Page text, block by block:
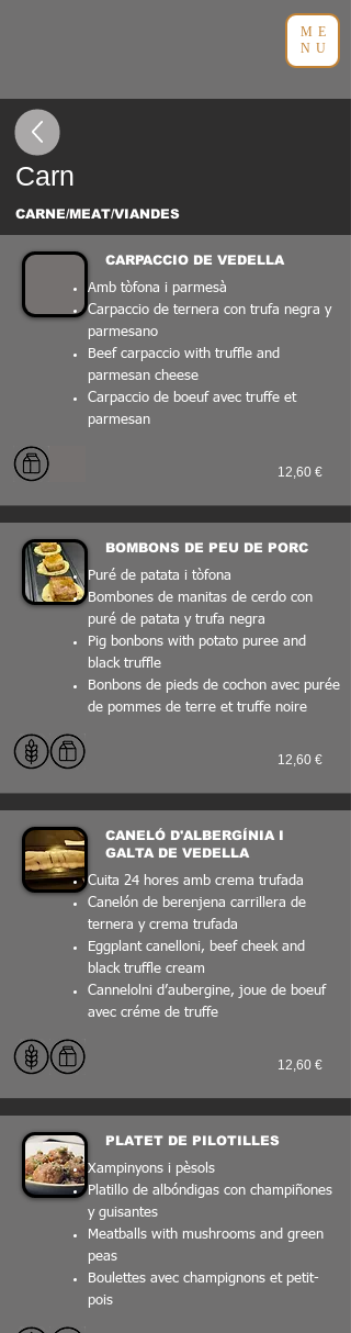
ME
NU
Carn
CARNE/MEAT/VIANDES
CARPACCIO DE VEDELLA
Amb tòfona i parmesà
Carpaccio de ternera con trufa negra y
parmesano
Beef carpaccio with truffle and
parmesan cheese
Carpaccio de boeuf avec truffe et
parmesan
12,60 €
BOMBONS DE PEU DE PORC
Puré de patata i tòfona
Bombones de manitas de cerdo con
puré de patata y trufa negra
Pig bonbons with potato puree and
black truffle
Bonbons de pieds de cochon avec purée
de pommes de terre et truffe noire
12,60 €
CANELÓ D'ALBERGÍNIA I
GALTA DE VEDELLA
Cuita 24 hores amb crema trufada
Canelón de berenjena carrillera de
ternera y crema trufada
Eggplant canelloni, beef cheek and
black truffle cream
Cannelolni d’aubergine, joue de boeuf
avec créme de truffe
12,60 €
PLATET DE PILOTILLES
Xampinyons i pèsols
Platillo de albóndigas con champiñones
y guisantes
Meatballs with mushrooms and green
peas
Boulettes avec champignons et petit-
pois